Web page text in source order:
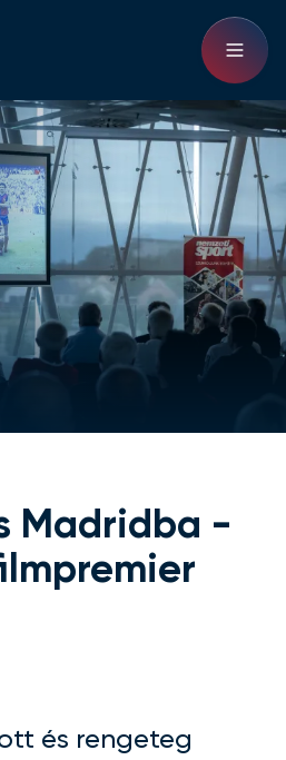
Madridba -
és rengeteg